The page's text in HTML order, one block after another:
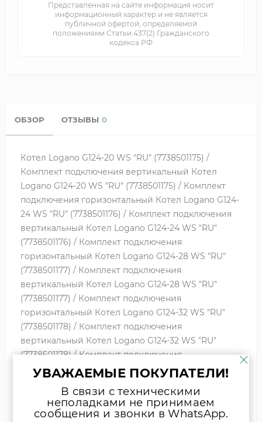
Представленная на сайте информация носит
информационный характер и не является
публичной офертой, определяемой
положениями Статьи 437(2) Гражданского
кодекса РФ
ОБЗОР ОТЗЫВЫ 0
Котел Logano G124-20 WS "RU" (7738501175) /
Комплект подключения вертикальный Котел
Logano G124-20 WS "RU" (7738501175) / Комплект
подключения горизонтальный Котел Logano G124-
24 WS "RU" (7738501176) / Комплект подключения
вертикальный Котел Logano G124-24 WS "RU"
(7738501176) / Комплект подключения
горизонтальный Котел Logano G124-28 WS "RU"
(7738501177) / Комплект подключения
вертикальный Котел Logano G124-28 WS "RU"
(7738501177) / Комплект подключения
горизонтальный Котел Logano G124-32 WS "RU"
(7738501178) / Комплект подключения
вертикальный Котел Logano G124-32 WS "RU"
(7738501178) / Комплект подключения
горизонтальный Котел напольный газовый Gaz
комплект подключения котла Котел напольный
газовый Gaz 5000 F 32 RU (CFB140) (7738500195) /
УВАЖАЕМЫЕ ПОКУПАТЕЛИ!
В связи с техническими
неполадками не принимаем
сообщения и звонки в WhatsApp.